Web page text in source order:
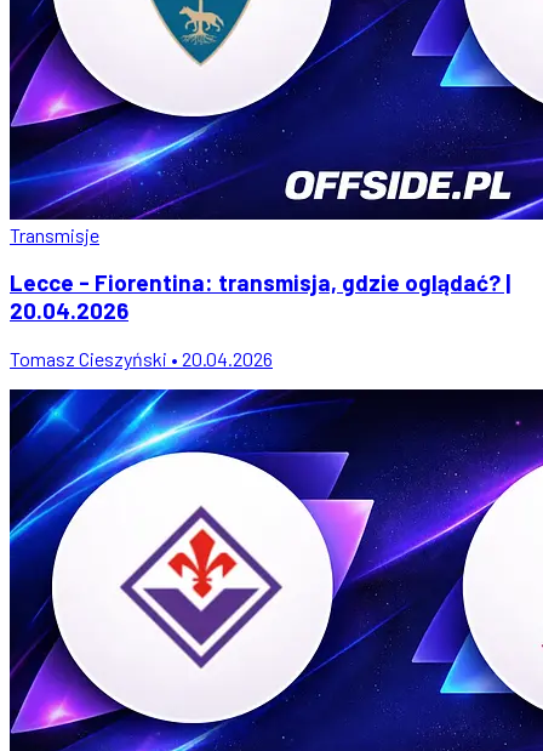
Transmisje
Lecce - Fiorentina: transmisja, gdzie oglądać? |
20.04.2026
Tomasz Cieszyński • 20.04.2026